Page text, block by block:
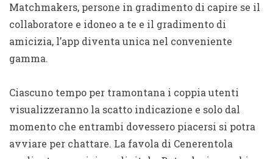
Matchmakers, persone in gradimento di capire se il
collaboratore e idoneo a te e il gradimento di
amicizia, l’app diventa unica nel conveniente
gamma.
Ciascuno tempo per tramontana i coppia utenti
visualizzeranno la scatto indicazione e solo dal
momento che entrambi dovessero piacersi si potra
avviare per chattare. La favola di Cenerentola